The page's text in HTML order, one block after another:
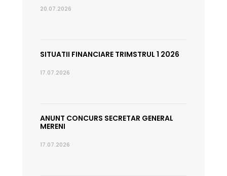
20.07.2026
SITUATII FINANCIARE TRIMSTRUL 1 2026
17.07.2026
ANUNT CONCURS SECRETAR GENERAL
MERENI
17.07.2026